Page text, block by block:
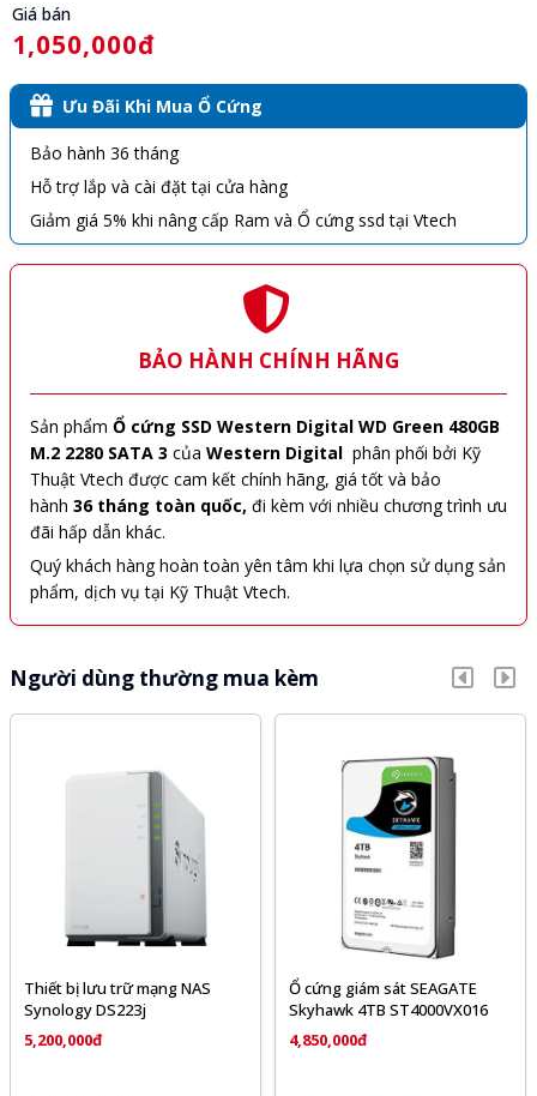
Giá bán
1,050,000đ
Ưu Đãi Khi Mua Ổ Cứng
Bảo hành 36 tháng
Hỗ trợ lắp và cài đặt tại cửa hàng
Giảm giá 5% khi nâng cấp Ram và Ổ cứng ssd tại Vtech
BẢO HÀNH CHÍNH HÃNG
Sản phẩm Ổ cứng SSD Western Digital WD Green 480GB
M.2 2280 SATA 3 của Western Digital phân phối bởi Kỹ
Thuật Vtech được cam kết chính hãng, giá tốt và bảo
hành 36 tháng toàn quốc, đi kèm với nhiều chương trình ưu
đãi hấp dẫn khác.
Quý khách hàng hoàn toàn yên tâm khi lựa chọn sử dụng sản
phẩm, dịch vụ tại Kỹ Thuật Vtech.
Người dùng thường mua kèm
Thiết bị lưu trữ mạng NAS
Synology DS223j
5,200,000đ
Ổ cứng giám sát SEAGATE
Skyhawk 4TB ST4000VX016
4,850,000đ